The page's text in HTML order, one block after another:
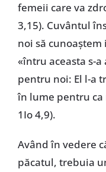
femeii care va
3,15). Cuvântul
noi să
«întru aceasta s-
pentru noi: El l-a
în lume pentru ca
1Io 4,9).
Având în vedere
păcatul, trebuia